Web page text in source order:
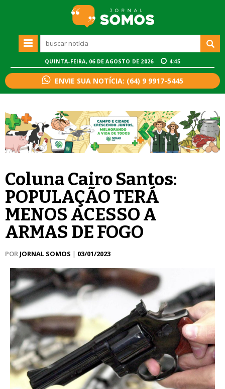
QUINTA-FEIRA, 06 DE AGOSTO DE 2026 4:45
ENVIE SUA NOTÍCIA: (64) 9 9917-5445
Coluna Cairo Santos:
POPULAÇÃO TERÁ
MENOS ACESSO A
ARMAS DE FOGO
POR JORNAL SOMOS | 03/01/2023